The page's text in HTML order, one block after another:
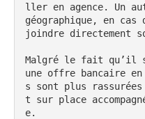
ller en agence. Un
géographique, en
joindre directement
Malgré le fait qu’il
une offre bancaire
s sont plus
t sur place
e.